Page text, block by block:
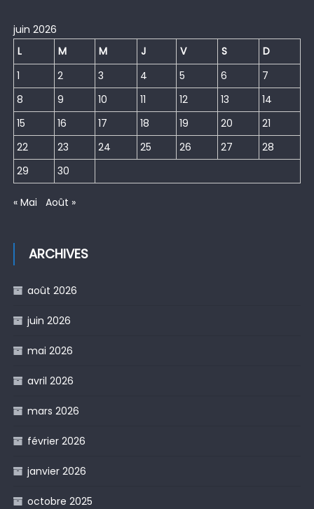
juin 2026
L
M M J V S
D
1
2 3 4 5 6
7
8
9 10 11 12 13
14
15
16 17 18 19 20
21
22
23 24 25 26 27
28
29
30
« Mai Août »
ARCHIVES
août 2026
juin 2026
mai 2026
avril 2026
mars 2026
février 2026
janvier 2026
octobre 2025